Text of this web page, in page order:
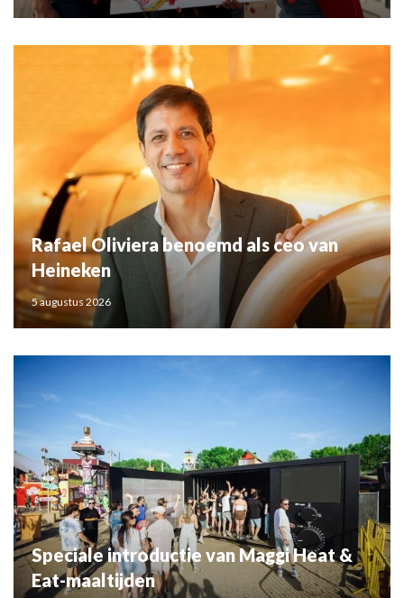
Rafael Oliviera benoemd als ceo van
Heineken
5 augustus 2026
Speciale introductie van Maggi Heat &
Eat-maaltijden